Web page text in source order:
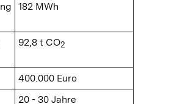
182 MWh
92,8 t CO2
400.000 Euro
20 - 30 Jahre